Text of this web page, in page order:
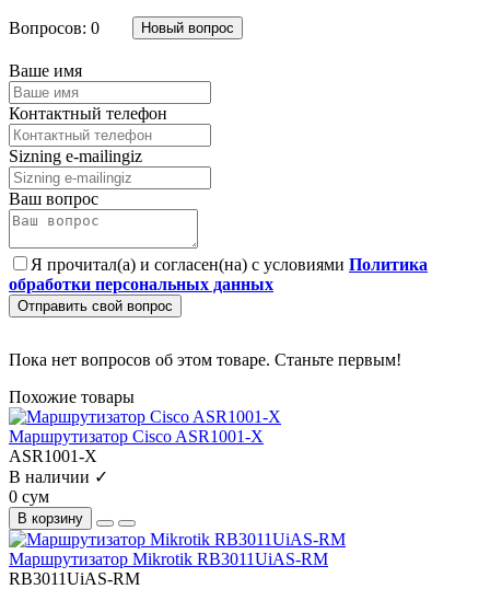
Вопросов: 0 Новый вопрос
Ваше имя
Контактный телефон
Sizning e-mailingiz
Ваш вопрос
Я прочитал(а) и согласен(на) с условиями Политика
обработки персональных данных
Отправить свой вопрос
Пока нет вопросов об этом товаре. Станьте первым!
Похожие товары
Маршрутизатор Cisco ASR1001-X
ASR1001-Х
В наличии ✓
0 сум
В корзину
Маршрутизатор Mikrotik RB3011UiAS-RM
RB3011UiAS-RM